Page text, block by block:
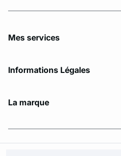
Mes services
Informations Légales
La marque